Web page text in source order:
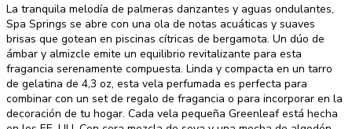
La tranquila melodía de palmeras danzantes y aguas ondulantes,
Spa Springs se abre con una ola de notas acuáticas y suaves
brisas que gotean en piscinas cítricas de bergamota. Un dúo de
ámbar y almizcle emite un equilibrio revitalizante para esta
fragancia serenamente compuesta. Linda y compacta en un tarro
de gelatina de 4,3 oz, esta vela perfumada es perfecta para
combinar con un set de regalo de fragancia o para incorporar en la
decoración de tu hogar. Cada vela pequeña Greenleaf está hecha